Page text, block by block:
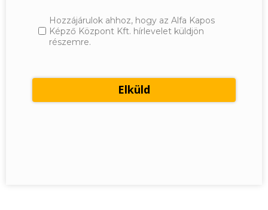
Hozzájárulok ahhoz, hogy az Alfa Kapos
Képző Központ Kft. hírlevelet küldjön
részemre.